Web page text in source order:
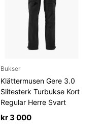
Bukser
Klättermusen Gere 3.0
Slitesterk Turbukse Kort
Regular Herre Svart
kr3 000